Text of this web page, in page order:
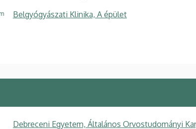
Belgyógyászati Klinika, A épület
Debreceni Egyetem, Általános Orvostudományi